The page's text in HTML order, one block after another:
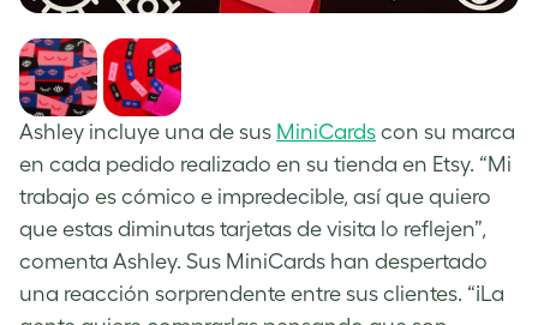
Ashley incluye una de sus MiniCards con su marca
en cada pedido realizado en su tienda en Etsy. “Mi
trabajo es cómico e impredecible, así que quiero
que estas diminutas tarjetas de visita lo reflejen”,
comenta Ashley. Sus MiniCards han despertado
una reacción sorprendente entre sus clientes. “¡La